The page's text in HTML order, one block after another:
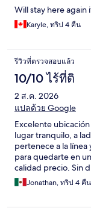
Will stay here again
Karyle, ทริป 4 คืน
รีวิวที่ตรวจสอบแล้ว
10/10 ไร้ที่ติ
2 ส.ค. 2026
แปลด้วย Google
Excelente
lugar tranquilo, a
pertenece a la
para quedarte en
calidad precio. Sin
esposa y dos hijas
Jonathan, ทริป 4 คืน